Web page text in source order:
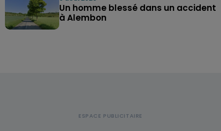
Un homme blessé dans un accident
à Alembon